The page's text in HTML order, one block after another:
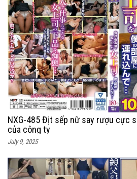
NXG-485 Địt sếp nữ say rượu cực
của công ty
July 9, 2025